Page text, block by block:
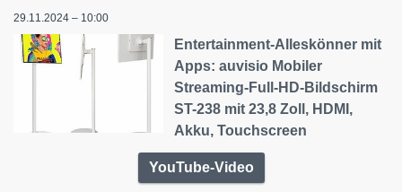
29.11.2024 – 10:00
Entertainment-Alleskönner mit
Apps: auvisio Mobiler
Streaming-Full-HD-Bildschirm
ST-238 mit 23,8 Zoll, HDMI,
Akku, Touchscreen
YouTube-Video